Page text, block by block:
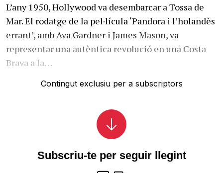
L’any 1950, Hollywood va desembarcar a Tossa de
Mar. El rodatge de la pel·lícula ‘Pandora i l’holandès
errant’, amb Ava Gardner i James Mason, va
representar una autèntica revolució en una Costa
Brava a la…
Contingut exclusiu per a subscriptors